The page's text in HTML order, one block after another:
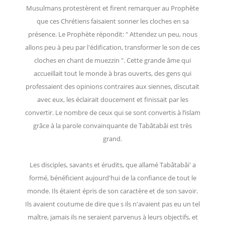
Musulmans protestèrent et firent remarquer au Prophète
que ces Chrétiens faisaient sonner les cloches en sa
présence. Le Prophète répondit: " Attendez un peu, nous
allons peu à peu par l'édification, transformer le son de ces
cloches en chant de muezzin ". Cette grande âme qui
accueillait tout le monde à bras ouverts, des gens qui
professaient des opinions contraires aux siennes, discutait
avec eux, les éclairait doucement et finissait par les
convertir. Le nombre de ceux qui se sont convertis à l’islam
grâce à la parole convainquante de Tabâtabâi est très
grand.
Les disciples, savants et érudits, que allamé Tabâtabâi' a
formé, bénéficient aujourd'hui de la confiance de tout le
monde. Ils étaient épris de son caractère et de son savoir.
Ils avaient coutume de dire que s ils n'avaient pas eu un tel
maître, jamais ils ne seraient parvenus à leurs objectifs, et